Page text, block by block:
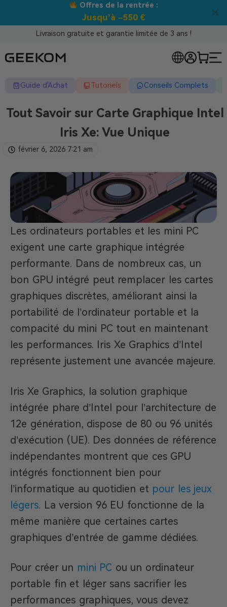
Meilleur prix garanti tous canaux !
Livraison gratuite et garantie limitée de 3 ans !
Guide d'Achat Tutoriels Conseils Complets
Tout Savoir sur Carte Graphique Intel
Iris Xe: Vue Unique
février 6, 2026 7:21 am
Les ordinateurs portables et les mini PC
exigent une carte graphique intégrée
performante. Dans de nombreux cas, un
bon GPU intégré peut remplacer les cartes
graphiques discrètes, améliorant ainsi la
portabilité de l’ordinateur portable et la
compacité du mini PC tout en maintenant
les performances. Iris Xe Graphics d’Intel
représente justement une avancée majeure.
Iris Xe Graphics, la solution graphique
intégrée phare d’Intel pour l’architecture de
12e génération, dispose de 80 ou 96 unités
d’exécution (UE). Des données de référence
indépendantes montrent que ces GPU
intégrés fonctionnent bien pour
l’informatique au quotidien et pour les jeux
légers. La version 96 EU fonctionne de la
même manière que certaines cartes
graphiques d’entrée de gamme dédiées.
Pour créer un mini PC ou un ordinateur
portable fin et léger sans sacrifier les
performances graphiques, vous devez